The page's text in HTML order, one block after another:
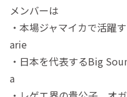
メンバーは
・本場ジャマイカで活躍
arie
・日本を代表するBig
a